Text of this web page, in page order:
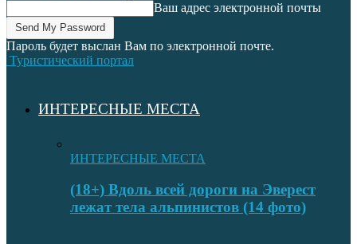
Ваш адрес электронной почты
Пароль будет выслан Вам по электронной почте.
Туристический портал
ИНТЕРЕСНЫЕ МЕСТА
ИНТЕРЕСНЫЕ МЕСТА
(18+) Вдоль всей дороги на Эверест
лежат тела альпинистов (14 фото)